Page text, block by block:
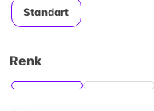
Standart
Renk